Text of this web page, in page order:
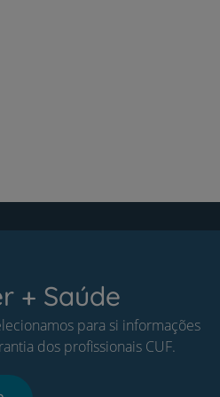
+ Saúde
para si informações
dos profissionais CUF.